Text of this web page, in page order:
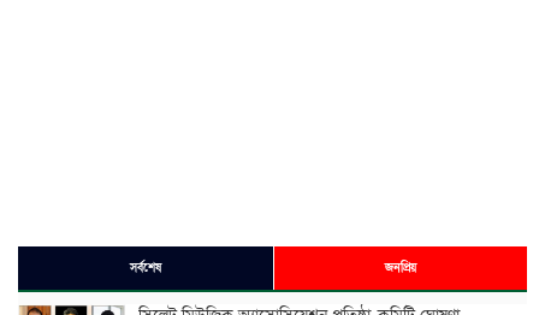
সর্বশেষ জনপ্রিয়